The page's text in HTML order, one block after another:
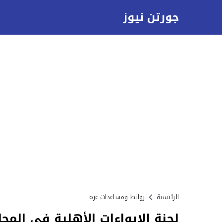
جورتن نيوز
الرئيسية روابط ومساعدات غزة